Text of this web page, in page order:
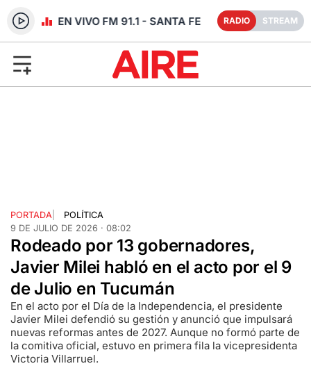
RADIO EN VIVO FM 91.1 - SANTA FE RADIO STREAM
PORTADA
POLÍTICA
9 DE JULIO DE 2026 · 08:02
Rodeado por 13 gobernadores,
Javier Milei habló en el acto por el 9
de Julio en Tucumán
En el acto por el Día de la Independencia, el presidente
Javier Milei defendió su gestión y anunció que impulsará
nuevas reformas antes de 2027. Aunque no formó parte de
la comitiva oficial, estuvo en primera fila la vicepresidenta
Victoria Villarruel.